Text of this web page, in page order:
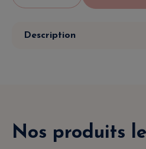
Description
Nos produits